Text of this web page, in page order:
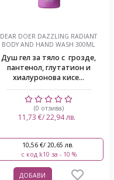
DEAR DOER DAZZLING RADIANT
BODY AND HAND WASH 300ML
Душ гел за тяло с грозде,
пантенол, глутатион и
хиалуронова кисе...
(0 отзива)
11,73 €/ 22,94 лв.
10,56 €/ 20,65 лв.
с код k10 за - 10 %
ДОБАВИ